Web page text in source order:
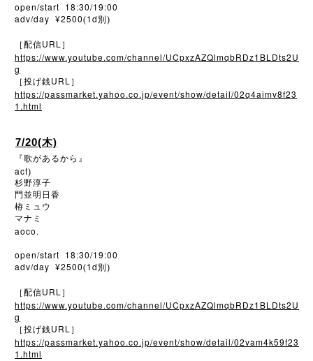
open/start 18:30/19:00
adv/day ¥2500(1d 別)
［配信URL ］
https://www.youtube.com/channel/UCpxzAZQlmqbRDz1BLDts2U
g
［投げ銭URL ］
https://passmarket.yahoo.co.jp/event/show/detail/02q4aimv8f23
1.html
7/20(木)
『歌があるから』
act)
杉野淳子
門並明日香
栫ミュウ
マナミ
aoco.
open/start 18:30/19:00
adv/day ¥2500(1d 別)
［配信URL ］
https://www.youtube.com/channel/UCpxzAZQlmqbRDz1BLDts2U
g
［投げ銭URL ］
https://passmarket.yahoo.co.jp/event/show/detail/02vam4k59f23
1.html